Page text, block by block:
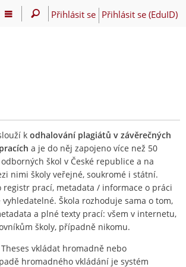
Přihlásit se Přihlásit se (EduID)
k odhalování plagiátů v závěrečných
a je do něj zapojeno více než 50
škol v České republice a na
nimi školy veřejné, soukromé i státní.
registr prací, metadata / informace o práci
Škola rozhoduje sama o tom,
a plné texty prací: všem v internetu,
školy, případně nikomu.
vkládat hromadně nebo
hromadného vkládání je systém